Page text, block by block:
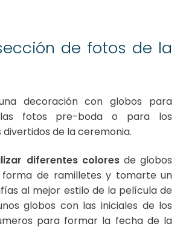
de fotos de la
decoración con globos para
fotos pre-boda o para los
de la ceremonia.
diferentes coloresde globos
de ramilletes y tomarte un
al mejor estilo de la película de
globos con las iniciales de los
para formar la fecha de la